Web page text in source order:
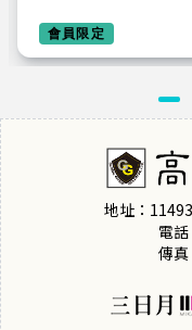
會員限定
地址：
電
傳